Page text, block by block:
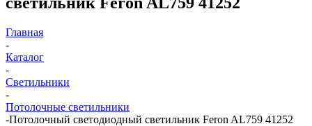
Главная
-
Каталог
-
Светильники
-
Потолочные светильники
-Потолочный светодиодный светильник Feron AL759 41252